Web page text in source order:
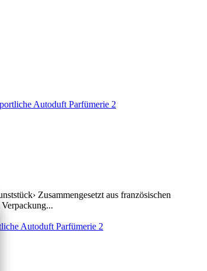
Zusammengesetzt aus französischen